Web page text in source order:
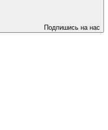
Подпишись на нас